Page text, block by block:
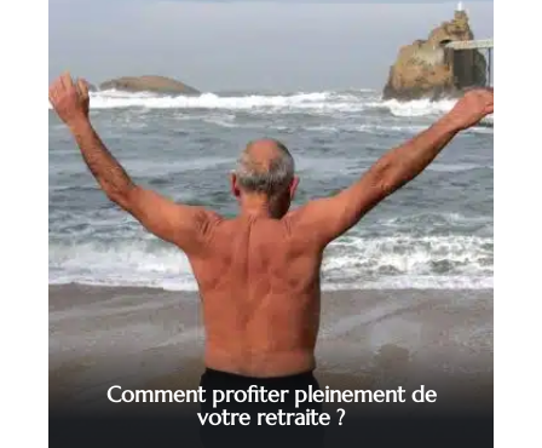
Comment profiter pleinement de
votre retraite ?